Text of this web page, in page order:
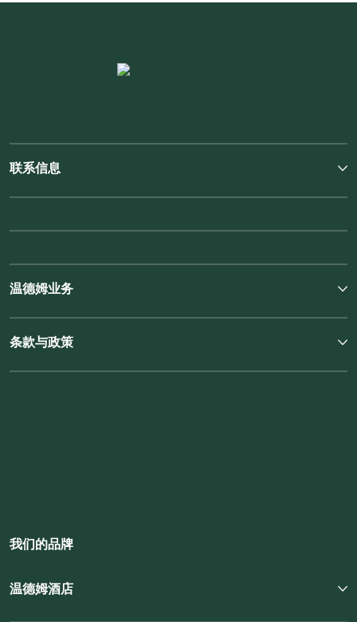
联系信息
温德姆业务
条款与政策
我们的品牌
温德姆酒店